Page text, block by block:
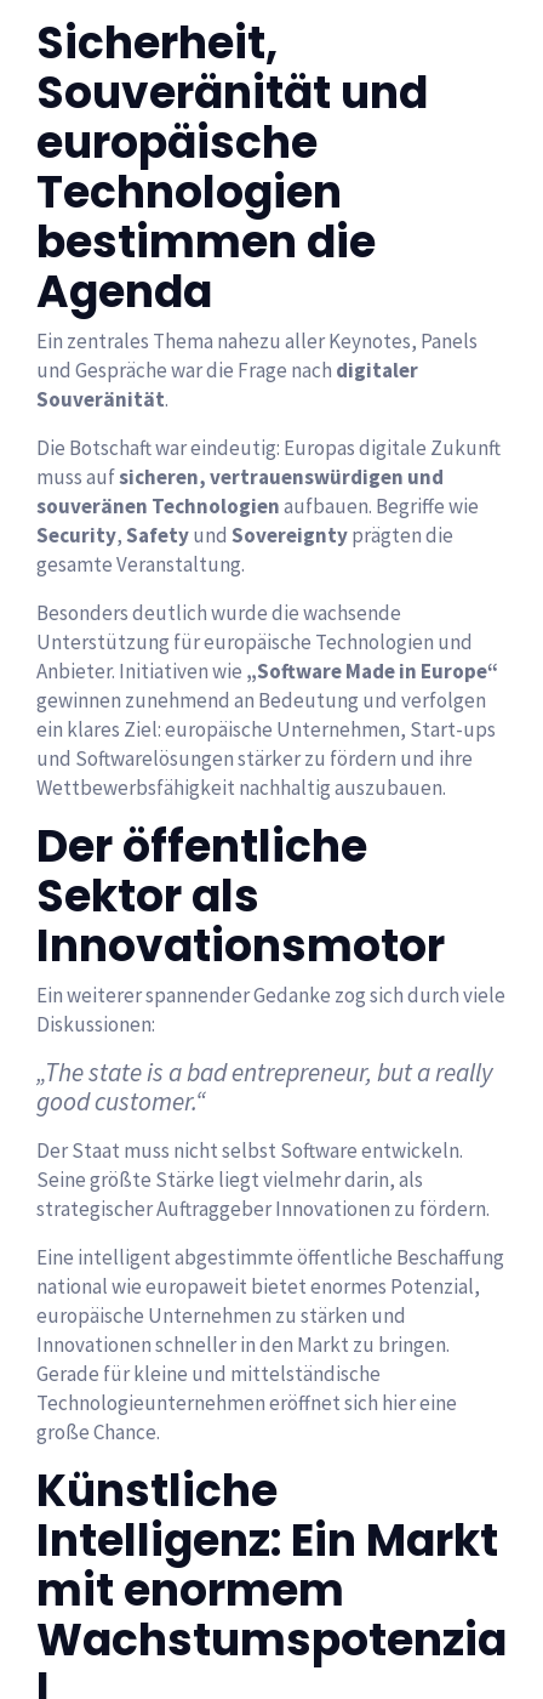
Sicherheit,
Souveränität und
europäische
Technologien
bestimmen die
Agenda
Ein zentrales Thema nahezu aller Keynotes, Panels
und Gespräche war die Frage nach digitaler
Souveränität.
Die Botschaft war eindeutig: Europas digitale Zukunft
muss aufsicheren, vertrauenswürdigen und
souveränen Technologienaufbauen. Begriffe wie
Security,Safetyund Sovereigntyprägten die
gesamte Veranstaltung.
Besonders deutlich wurde die wachsende
Unterstützung für europäische Technologien und
Anbieter. Initiativen wie „Software Made in Europe“
gewinnen zunehmend an Bedeutung und verfolgen
ein klares Ziel: europäische Unternehmen, Start-ups
und Softwarelösungen stärker zu fördern und ihre
Wettbewerbsfähigkeit nachhaltig auszubauen.
Der öffentliche
Sektor als
Innovationsmotor
Ein weiterer spannender Gedanke zog sich durch viele
Diskussionen:
„The state is a bad entrepreneur, but a really
good customer.“
Der Staat muss nicht selbst Software entwickeln.
Seine größte Stärke liegt vielmehr darin, als
strategischer Auftraggeber Innovationen zu fördern.
Eine intelligent abgestimmte öffentliche Beschaffung
national wie europaweit bietet enormes Potenzial,
europäische Unternehmen zu stärken und
Innovationen schneller in den Markt zu bringen.
Gerade für kleine und mittelständische
Technologieunternehmen eröffnet sich hier eine
große Chance.
Künstliche
Intelligenz: Ein Markt
mit enormem
Wachstumspotenzia